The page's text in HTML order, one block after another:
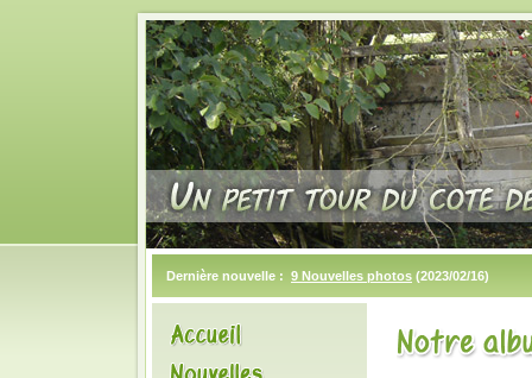
Dernière nouvelle : 9 Nouvelles photos (2023/02/16)